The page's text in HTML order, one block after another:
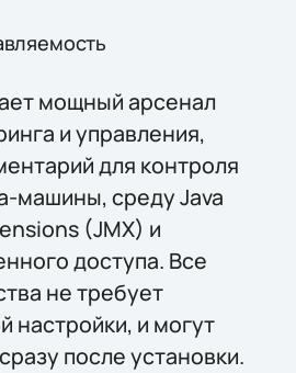
мощный арсенал
и управления,
для контроля
машины, среду Java
(JMX) и
доступа. Все
не требует
настройки, и могут
после установки.